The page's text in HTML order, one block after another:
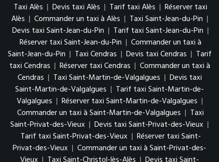
Taxi Alès | Devis taxi Alès | Tarif taxi Alès | Réserver taxi
Alès | Commander un taxi à Alès | Taxi Saint-Jean-du-Pin |
Devis taxi Saint-Jean-du-Pin | Tarif taxi Saint-Jean-du-Pin |
Réserver taxi Saint-Jean-du-Pin | Commander un taxi à
Saint-Jean-du-Pin | Taxi Cendras | Devis taxi Cendras | Tarif
taxi Cendras | Réserver taxi Cendras | Commander un taxi à
Cendras | Taxi Saint-Martin-de-Valgalgues | Devis taxi
Saint-Martin-de-Valgalgues | Tarif taxi Saint-Martin-de-
Valgalgues | Réserver taxi Saint-Martin-de-Valgalgues |
Commander un taxi à Saint-Martin-de-Valgalgues | Taxi
Saint-Privat-des-Vieux | Devis taxi Saint-Privat-des-Vieux |
Tarif taxi Saint-Privat-des-Vieux | Réserver taxi Saint-
Privat-des-Vieux | Commander un taxi à Saint-Privat-des-